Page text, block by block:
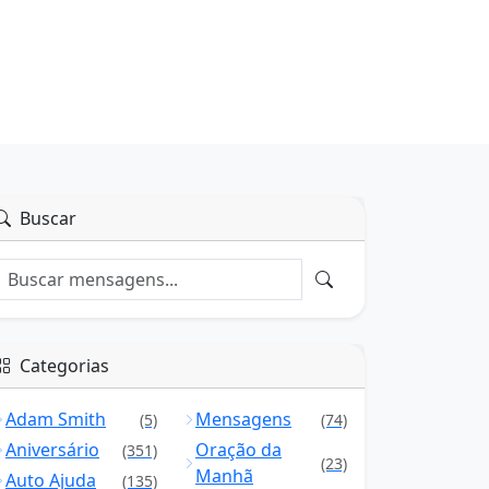
Buscar
Categorias
Adam Smith (5)
Aniversário (351)
Auto Ajuda (135)
Mensagens (74)
Oração da
Manhã
(23)